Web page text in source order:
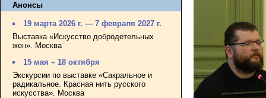
Анонсы
19 марта 2026 г. — 7 февраля 2027 г.
Выставка «Искусство добродетельных
жен». Москва
15 мая – 18 октября
Экскурсии по выставке «Сакральное и
радикальное. Красная нить русского
искусства». Москва